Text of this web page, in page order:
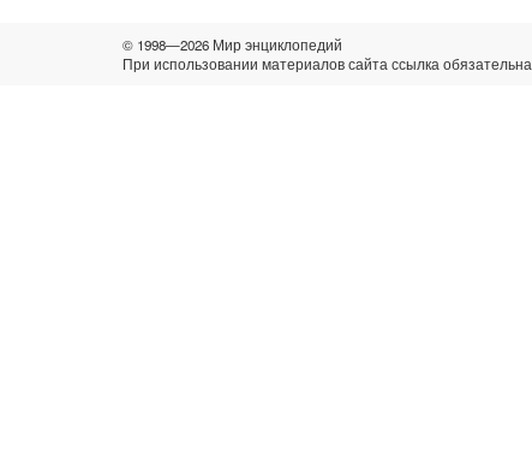
© 1998—2026 Мир энциклопедий
При использовании материалов сайта ссылка обязательна